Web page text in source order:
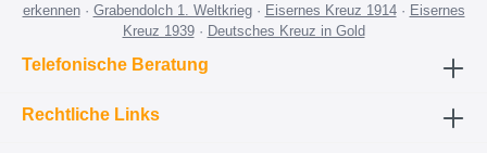
erkennen· Grabendolch 1. Weltkrieg· Eisernes Kreuz 1914· Eisernes
Kreuz 1939· Deutsches Kreuz in Gold
Telefonische Beratung
Rechtliche Links